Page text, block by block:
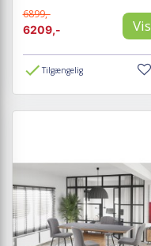
6899,-
6209,-
Vis
Tilgængelig